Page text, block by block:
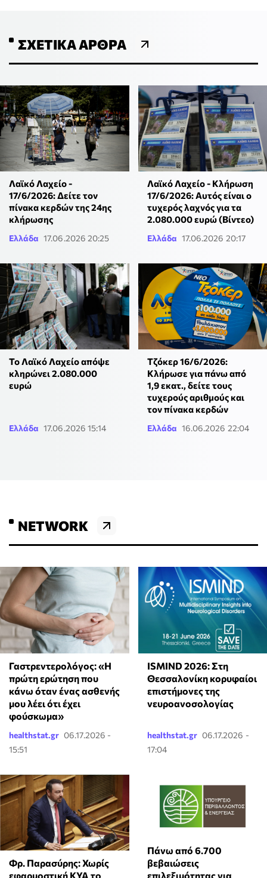
ΣΧΕΤΙΚΆ ΆΡΘΡΑ
Λαϊκό Λαχείο -
17/6/2026: Δείτε τον
πίνακα κερδών της 24ης
κλήρωσης
Ελλάδα 17.06.2026 20:25
Λαϊκό Λαχείο - Κλήρωση
17/6/2026: Αυτός είναι ο
τυχερός λαχνός για τα
2.080.000 ευρώ (Βίντεο)
Ελλάδα 17.06.2026 20:17
To Λαϊκό Λαχείο απόψε
κληρώνει 2.080.000
ευρώ
Ελλάδα 17.06.2026 15:14
Τζόκερ 16/6/2026:
Κλήρωσε για πάνω από
1,9 εκατ., δείτε τους
τυχερούς αριθμούς και
τον πίνακα κερδών
Ελλάδα 16.06.2026 22:04
NETWORK
Γαστρεντερολόγος: «Η
πρώτη ερώτηση που
κάνω όταν ένας ασθενής
μου λέει ότι έχει
φούσκωμα»
healthstat.gr 06.17.2026 -
15:51
ISMIND 2026: Στη
Θεσσαλονίκη κορυφαίοι
επιστήμονες της
νευροανοσολογίας
healthstat.gr 06.17.2026 -
17:04
Φρ. Παρασύρης: Χωρίς
εφαρμοστική ΚΥΑ το
Πάνω από 6.700
βεβαιώσεις
επιλεξιμότητας για